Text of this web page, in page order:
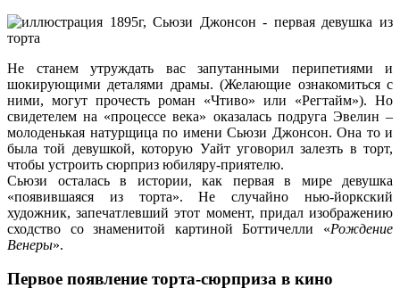
Не станем утруждать вас запутанными перипетиями и
шокирующими деталями драмы. (Желающие ознакомиться с
ними, могут прочесть роман «Чтиво» или «Регтайм»). Но
свидетелем на «процессе века» оказалась подруга Эвелин –
молоденькая натурщица по имени Сьюзи Джонсон. Она то и
была той девушкой, которую Уайт уговорил залезть в торт,
чтобы устроить сюрприз юбиляру-приятелю.
Сьюзи осталась в истории, как первая в мире девушка
«появившаяся из торта». Не случайно нью-йоркский
художник, запечатлевший этот момент, придал изображению
сходство со знаменитой картиной Боттичелли «Рождение
Венеры».
Первое появление торта-сюрприза в кино